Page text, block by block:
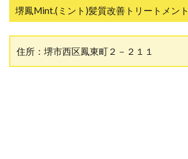
堺鳳Mint.(ミント)髪質改善トリートメント
住所：堺市西区鳳東町２－２１１